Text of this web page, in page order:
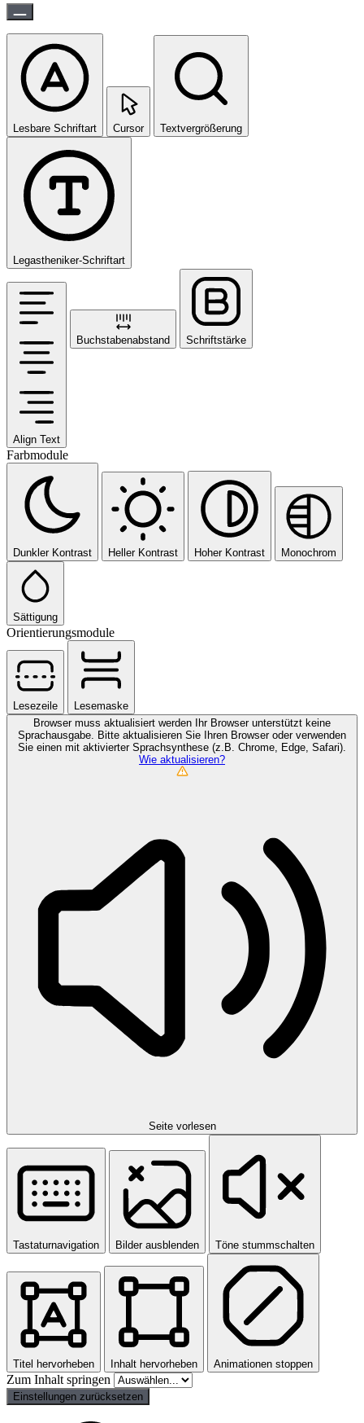
Lesbare Schriftart Cursor Textvergrößerung
Legastheniker-Schriftart
Align Text
Buchstabenabstand Schriftstärke
Farbmodule
Dunkler Kontrast Heller Kontrast Hoher Kontrast Monochrom
Sättigung
Orientierungsmodule
Lesezeile
Lesemaske
Browser muss aktualisiert werden
Ihr Browser unterstützt keine
Sprachausgabe. Bitte aktualisieren Sie Ihren Browser oder verwenden
Sie einen mit aktivierter Sprachsynthese (z.B. Chrome, Edge, Safari).
Wie aktualisieren?
Seite vorlesen
Tastaturnavigation Bilder ausblenden Töne stummschalten
Titel hervorheben Inhalt hervorheben Animationen stoppen
Zum Inhalt springen
Einstellungen zurücksetzen